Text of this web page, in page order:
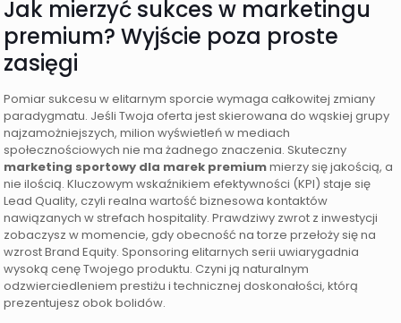
Jak mierzyć sukces w marketingu
premium? Wyjście poza proste
zasięgi
Pomiar sukcesu w elitarnym sporcie wymaga całkowitej zmiany
paradygmatu. Jeśli Twoja oferta jest skierowana do wąskiej grupy
najzamożniejszych, milion wyświetleń w mediach
społecznościowych nie ma żadnego znaczenia. Skuteczny
marketing sportowy dla marek premiummierzy się jakością, a
nie ilością. Kluczowym wskaźnikiem efektywności (KPI) staje się
Lead Quality, czyli realna wartość biznesowa kontaktów
nawiązanych w strefach hospitality. Prawdziwy zwrot z inwestycji
zobaczysz w momencie, gdy obecność na torze przełoży się na
wzrost Brand Equity. Sponsoring elitarnych serii uwiarygadnia
wysoką cenę Twojego produktu. Czyni ją naturalnym
odzwierciedleniem prestiżu i technicznej doskonałości, którą
prezentujesz obok bolidów.